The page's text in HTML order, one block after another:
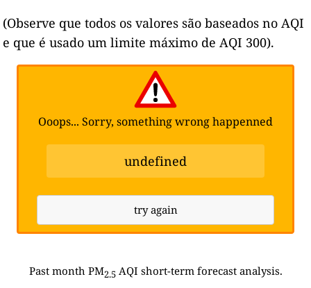
(Observe que todos os valores são baseados no AQI
e que é usado um limite máximo de AQI 300).
Ooops... Sorry, something wrong happenned
undefined
try again
Past month PM2.5 AQI short-term forecast analysis.